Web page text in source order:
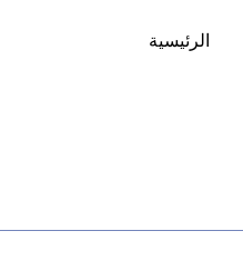
الرئيسية